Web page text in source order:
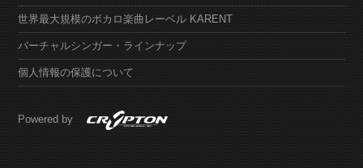
世界最大規模のボカロ楽曲レーベル KARENT
バーチャルシンガー・ラインナップ
個人情報の保護について
Powered by